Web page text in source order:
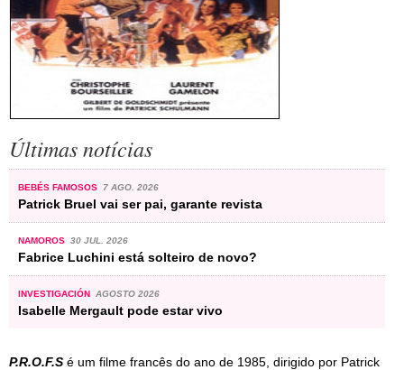
Últimas notícias
BEBÉS FAMOSOS 7 AGO. 2026
Patrick Bruel vai ser pai, garante revista
NAMOROS 30 JUL. 2026
Fabrice Luchini está solteiro de novo?
INVESTIGACIÓN AGOSTO 2026
Isabelle Mergault pode estar vivo
P.R.O.F.S é um filme francês do ano de 1985, dirigido por Patrick